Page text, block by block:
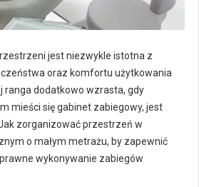
jest niezwykle istotna z
oraz komfortu użytkowania
ranga dodatkowo wzrasta, gdy
mieści się gabinet zabiegowy, jest
zorganizować przestrzeń w
o małym metrażu, by zapewnić
wykonywanie zabiegów